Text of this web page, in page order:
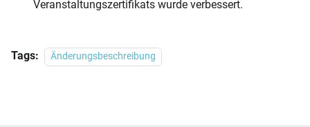
Veranstaltungszertifikats wurde verbessert.
Tags: Änderungsbeschreibung